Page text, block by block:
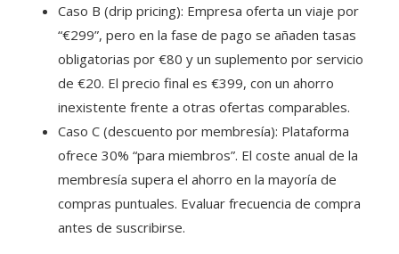
Caso B (drip pricing): Empresa oferta un viaje por
“€299”, pero en la fase de pago se añaden tasas
obligatorias por €80 y un suplemento por servicio
de €20. El precio final es €399, con un ahorro
inexistente frente a otras ofertas comparables.
Caso C (descuento por membresía): Plataforma
ofrece 30% “para miembros”. El coste anual de la
membresía supera el ahorro en la mayoría de
compras puntuales. Evaluar frecuencia de compra
antes de suscribirse.